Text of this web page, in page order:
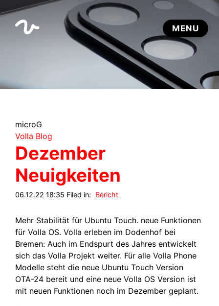
microG
Volla Blog
Dezember
Neuigkeiten
06.12.22 18:35 Filed in: Bericht
Mehr Stabilität für Ubuntu Touch. neue Funktionen
für Volla OS. Volla erleben im Dodenhof bei
Bremen: Auch im Endspurt des Jahres entwickelt
sich das Volla Projekt weiter. Für alle Volla Phone
Modelle steht die neue Ubuntu Touch Version
OTA-24 bereit und eine neue Volla OS Version ist
mit neuen Funktionen noch im Dezember geplant.